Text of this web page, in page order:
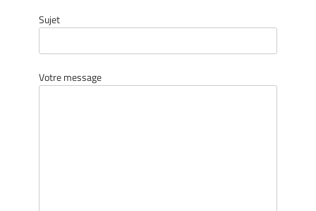
Sujet
Votre message